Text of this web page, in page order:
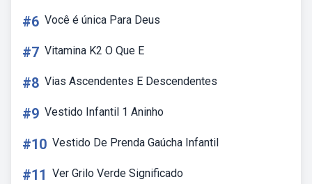
#6 Você é única Para Deus
#7 Vitamina K2 O Que E
#8 Vias Ascendentes E Descendentes
#9 Vestido Infantil 1 Aninho
#10 Vestido De Prenda Gaúcha Infantil
#11 Ver Grilo Verde Significado